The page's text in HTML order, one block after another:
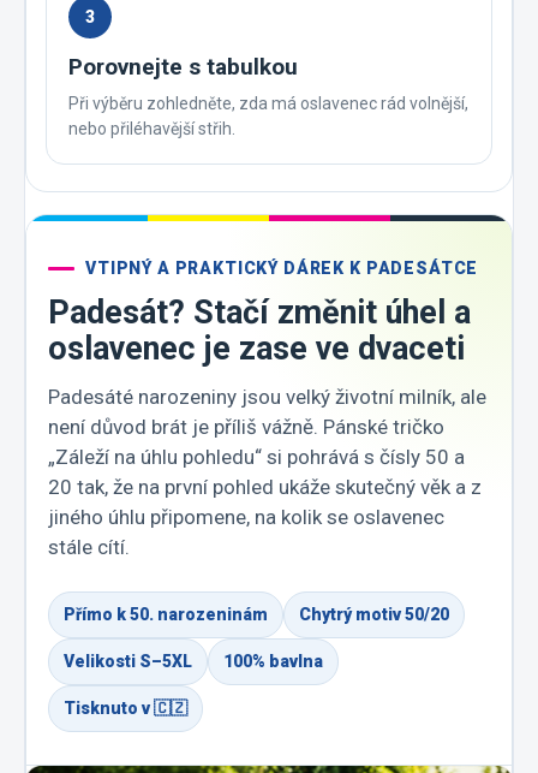
3
Porovnejte s tabulkou
Při výběru zohledněte, zda má oslavenec rád volnější,
nebo přiléhavější střih.
VTIPNÝ A PRAKTICKÝ DÁREK K PADESÁTCE
Padesát? Stačí změnit úhel a
oslavenec je zase ve dvaceti
Padesáté narozeniny jsou velký životní milník, ale
není důvod brát je příliš vážně. Pánské tričko
„Záleží na úhlu pohledu“ si pohrává s čísly 50 a
20 tak, že na první pohled ukáže skutečný věk a z
jiného úhlu připomene, na kolik se oslavenec
stále cítí.
Přímo k 50. narozeninám Chytrý motiv 50/20
Velikosti S–5XL 100% bavlna
Tisknuto v 🇨🇿